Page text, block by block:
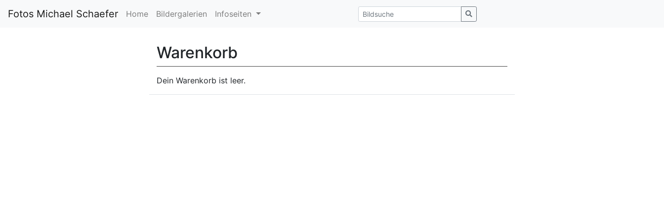
Fotos Michael Schaefer Home Bildergalerien Infoseiten
Warenkorb
Dein Warenkorb ist leer.